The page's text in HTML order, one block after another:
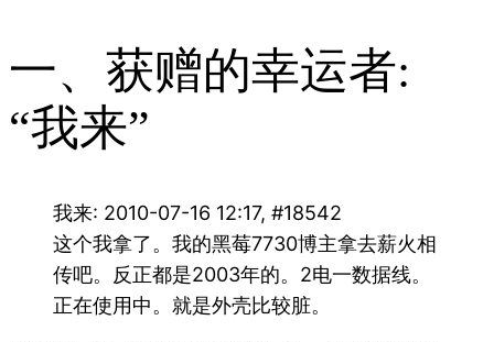
一、获赠的幸运者:
“我来”
我来: 2010-07-16 12:17, #18542
这个我拿了。我的黑莓7730博主拿去薪火相
传吧。反正都是2003年的。2电一数据线。
正在使用中。就是外壳比较脏。